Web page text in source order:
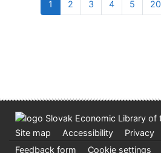
1 2 3 4 5 20
Site map Accessibility Privacy
Feedback form
Cookie settings